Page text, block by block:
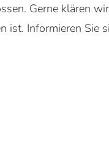
Gerne klären
ist. Informieren